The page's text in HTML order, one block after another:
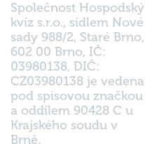
Společnost Hospodský
kvíz s.r.o., sídlem Nové
sady 988/2, Staré Brno,
602 00 Brno, IČ:
03980138, DIČ:
CZ03980138 je vedena
pod spisovou značkou
a oddílem 90428 C u
Krajského soudu v
Brně.